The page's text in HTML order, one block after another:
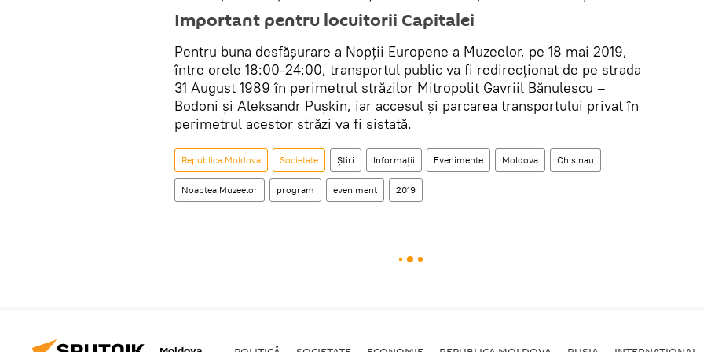
Important pentru locuitorii Capitalei
Pentru buna desfășurare a Nopții Europene a Muzeelor, pe 18 mai 2019,
între orele 18:00-24:00, transportul public va fi redirecționat de pe strada
31 August 1989 în perimetrul străzilor Mitropolit Gavriil Bănulescu –
Bodoni şi Aleksandr Puşkin, iar accesul şi parcarea transportului privat în
perimetrul acestor străzi va fi sistată.
Republica Moldova Societate Știri Informații Evenimente Moldova Chisinau
Noaptea Muzeelor program eveniment 2019